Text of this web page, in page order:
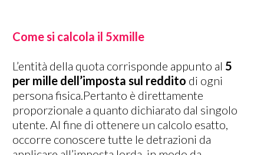
Come si calcola il 5xmille
L’entità della quota corrisponde appunto al 5
per mille dell’imposta sul reddito di ogni
persona fisica.Pertanto è direttamente
proporzionale a quanto dichiarato dal singolo
utente. Al fine di ottenere un calcolo esatto,
occorre conoscere tutte le detrazioni da